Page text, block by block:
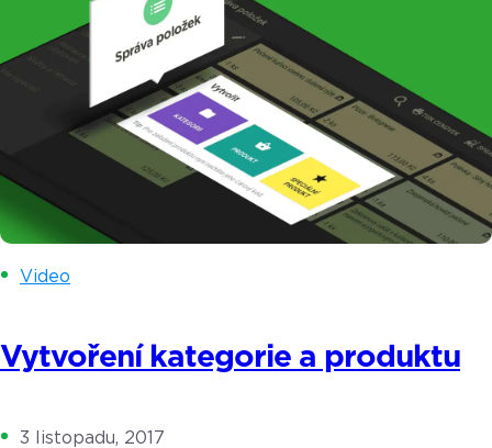
s pořízením pokladního systému nemusí lámat
hlavu se dozvíte v tomto článku. Termín spuštění
3. a 4. vlny elektronické evidence tržeb (EET)
byl posunut. […]
Video
Vytvoření kategorie a produktu
3 listopadu, 2017